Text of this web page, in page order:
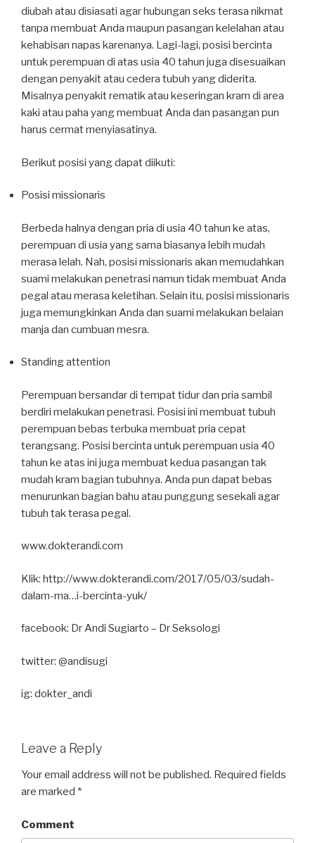
diubah atau disiasati agar hubungan seks terasa nikmat
tanpa membuat Anda maupun pasangan kelelahan atau
kehabisan napas karenanya. Lagi-lagi, posisi bercinta
untuk perempuan di atas usia 40 tahun juga disesuaikan
dengan penyakit atau cedera tubuh yang diderita.
Misalnya penyakit rematik atau keseringan kram di area
kaki atau paha yang membuat Anda dan pasangan pun
harus cermat menyiasatinya.
Berikut posisi yang dapat diikuti:
Posisi missionaris
Berbeda halnya dengan pria di usia 40 tahun ke atas,
perempuan di usia yang sama biasanya lebih mudah
merasa lelah. Nah, posisi missionaris akan memudahkan
suami melakukan penetrasi namun tidak membuat Anda
pegal atau merasa keletihan. Selain itu, posisi missionaris
juga memungkinkan Anda dan suami melakukan belaian
manja dan cumbuan mesra.
Standing attention
Perempuan bersandar di tempat tidur dan pria sambil
berdiri melakukan penetrasi. Posisi ini membuat tubuh
perempuan bebas terbuka membuat pria cepat
terangsang. Posisi bercinta untuk perempuan usia 40
tahun ke atas ini juga membuat kedua pasangan tak
mudah kram bagian tubuhnya. Anda pun dapat bebas
menurunkan bagian bahu atau punggung sesekali agar
tubuh tak terasa pegal.
www.dokterandi.com
Klik: http://www.dokterandi.com/2017/05/03/sudah-
dalam-ma…i-bercinta-yuk/
facebook: Dr Andi Sugiarto – Dr Seksologi
twitter: @andisugi
ig: dokter_andi
Leave a Reply
Your email address will not be published. Required fields
are marked *
Comment